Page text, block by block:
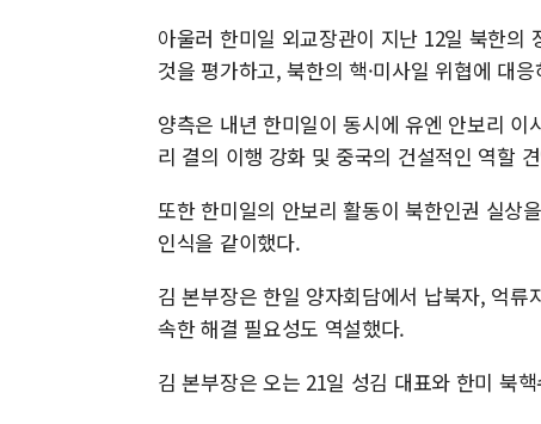
아울러 한미일 외교장관이 지난 12일 북한의
것을 평가하고, 북한의 핵·미사일 위협에 대
양측은 내년 한미일이 동시에 유엔 안보리
리 결의 이행 강화 및 중국의 건설적인 역할
또한 한미일의 안보리 활동이 북한인권 실상
인식을 같이했다.
김 본부장은 한일 양자회담에서 납북자, 억
속한 해결 필요성도 역설했다.
김 본부장은 오는 21일 성김 대표와 한미 북